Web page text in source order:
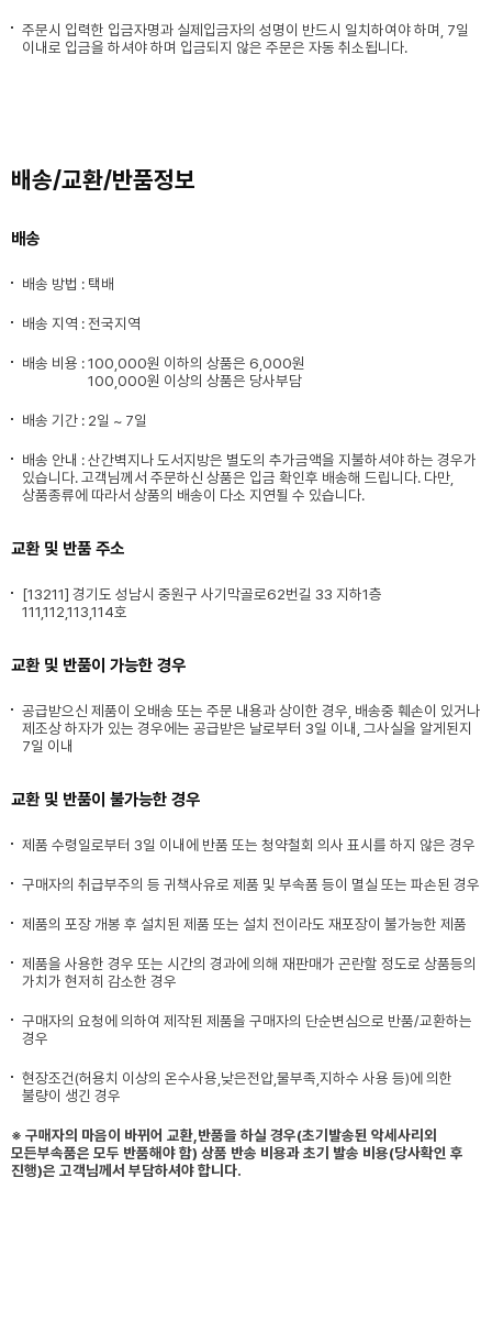
주문시 입력한 입금자명과 실제입금자의 성명이 반드시 일치하여야 하며, 7일
이내로 입금을 하셔야 하며 입금되지 않은 주문은 자동 취소됩니다.
배송/교환/반품정보
배송
배송 방법 : 택배
배송 지역 : 전국지역
배송 비용 :100,000원 이하의 상품은 6,000원
100,000원 이상의 상품은 당사부담
배송 기간 : 2일 ~ 7일
배송 안내 : 산간벽지나 도서지방은 별도의 추가금액을 지불하셔야 하는 경우가
있습니다. 고객님께서 주문하신 상품은 입금 확인후 배송해 드립니다. 다만,
상품종류에 따라서 상품의 배송이 다소 지연될 수 있습니다.
교환 및 반품 주소
[13211] 경기도 성남시 중원구 사기막골로62번길 33 지하1층
111,112,113,114호
교환 및 반품이 가능한 경우
공급받으신 제품이 오배송 또는 주문 내용과 상이한 경우, 배송중 훼손이 있거나
제조상 하자가 있는 경우에는 공급받은 날로부터 3일 이내, 그사실을 알게된지
7일 이내
교환 및 반품이 불가능한 경우
제품 수령일로부터 3일 이내에 반품 또는 청약철회 의사 표시를 하지 않은 경우
구매자의 취급부주의 등 귀책사유로 제품 및 부속품 등이 멸실 또는 파손된 경우
제품의 포장 개봉 후 설치된 제품 또는 설치 전이라도 재포장이 불가능한 제품
제품을 사용한 경우 또는 시간의 경과에 의해 재판매가 곤란할 정도로 상품등의
가치가 현저히 감소한 경우
구매자의 요청에 의하여 제작된 제품을 구매자의 단순변심으로 반품/교환하는
경우
현장조건(허용치 이상의 온수사용,낮은전압,물부족,지하수 사용 등)에 의한
불량이 생긴 경우
※ 구매자의 마음이 바뀌어 교환,반품을 하실 경우(초기발송된 악세사리외
모든부속품은 모두 반품해야 함) 상품 반송 비용과 초기 발송 비용(당사확인 후
진행)은 고객님께서 부담하셔야 합니다.